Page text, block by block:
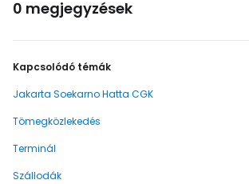
0 megjegyzések
Kapcsolódó témák
Jakarta Soekarno Hatta CGK
Tömegközlekedés
Terminál
Szállodák